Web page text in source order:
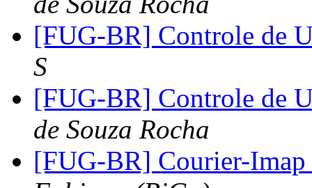
[FUG-BR] Controle de
S
[FUG-BR] Controle de
de Souza Rocha
[FUG-BR] Courier-Imap